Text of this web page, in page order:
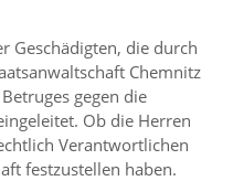
Geschädigten, die durch
Chemnitz
gegen die
Ob die Herren
Verantwortlichen
festzustellen haben.